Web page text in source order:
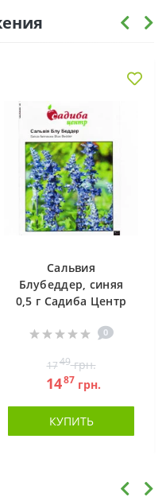
Сальвия
Блубеддер, синяя
0,5 г Садиба Центр
0
1749грн.
1487 грн.
КУПИТЬ